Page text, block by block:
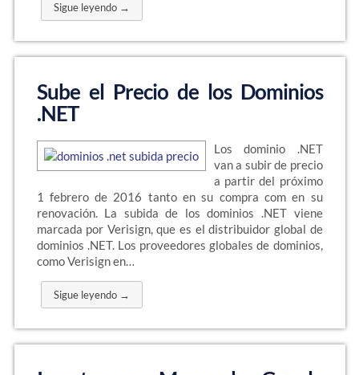
Sigue leyendo →
Sube el Precio de los Dominios
.NET
Los dominio .NET
van a subir de precio
a partir del próximo
1 febrero de 2016 tanto en su compra com en su
renovación. La subida de los dominios .NET viene
marcada por Verisign, que es el distribuidor global de
dominios .NET. Los proveedores globales de dominios,
como Verisign en…
Sigue leyendo →